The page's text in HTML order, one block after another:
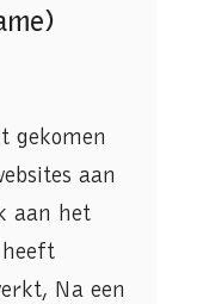
gekomen
aan
aan het
Na een